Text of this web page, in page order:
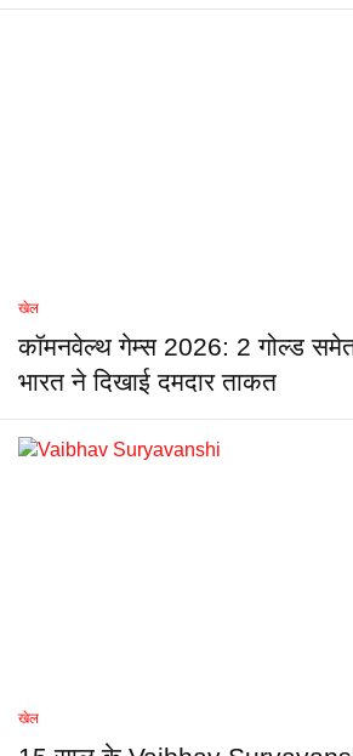
खेल
कॉमनवेल्थ गेम्स 2026: 2 गोल्ड
भारत ने दिखाई दमदार ताकत
खेल